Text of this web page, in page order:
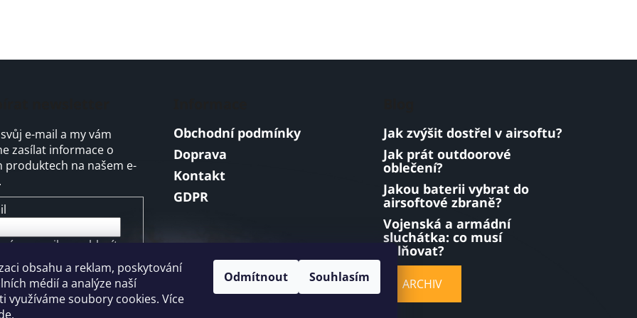
obsahu a reklam, poskytování
médií a analýze naší
využíváme soubory cookies. Více
.
Odmítnout Souhlasím
e-mail a my vám
zasílat informace o
produktech na našem e-
e-mailu souhlasíte s
ochrany
údajů
SE
Obchodní podmínky
Doprava
Kontakt
GDPR
Jak zvýšit dostřel v airsoftu?
Jak prát outdoorové
oblečení?
Jakou baterii vybrat do
airsoftové zbraně?
Vojenská a armádní
sluchátka: co musí
splňovat?
ARCHIV